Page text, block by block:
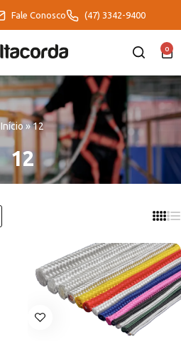
Fale Conosco (47) 3342-9400
0
Início »12
12